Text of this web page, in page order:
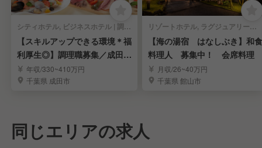
シティホテル, ビジネスホテル | 調理部門 | キッチンスタッフ
【スキルアップできる環境＊福
利厚生◎】調理職募集／成田空
港に一番近いホテル
年収/330~410万円
千葉県 成田市
リゾートホテル, ラグジュアリーホテル, 旅館・温泉, オーベルジュ | 調理部門 | キッチンスタッフ
【海の湯宿 はなしぶき】和食
料理人 募集中！ 会席料理
月収/26~40万円
千葉県 館山市
同じエリアの求人